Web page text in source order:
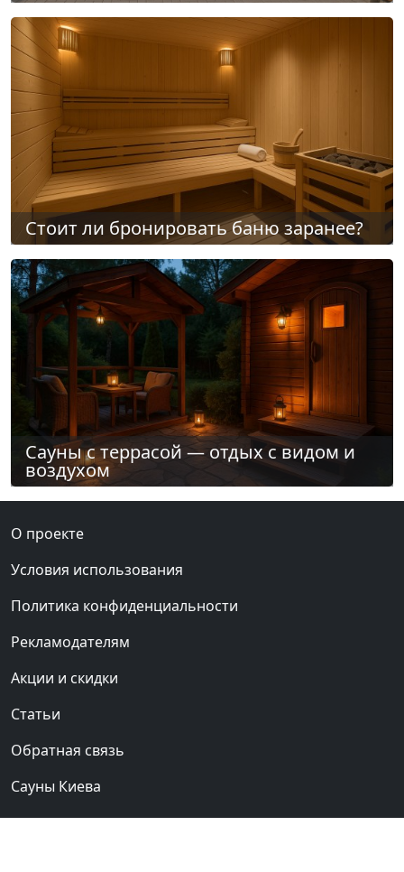
Стоит ли бронировать баню заранее?
Сауны с террасой — отдых с видом и
воздухом
О проекте
Условия использования
Политика конфиденциальности
Рекламодателям
Акции и скидки
Статьи
Обратная связь
Сауны Киева